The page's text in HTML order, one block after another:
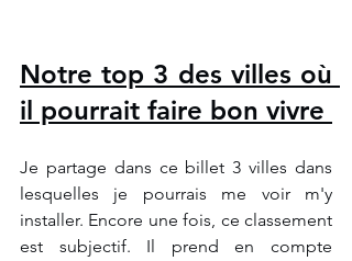
Notre top 3 des villes où
il pourrait faire bon vivre
Je partage dans ce billet 3 villes dans
lesquelles je pourrais me voir m'y
installer. Encore une fois, ce classement
est subjectif. Il prend en compte